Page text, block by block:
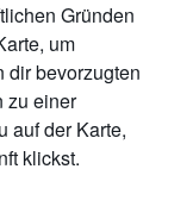
Gründen
um
dir bevorzugten
zu einer
auf der Karte,
klickst.